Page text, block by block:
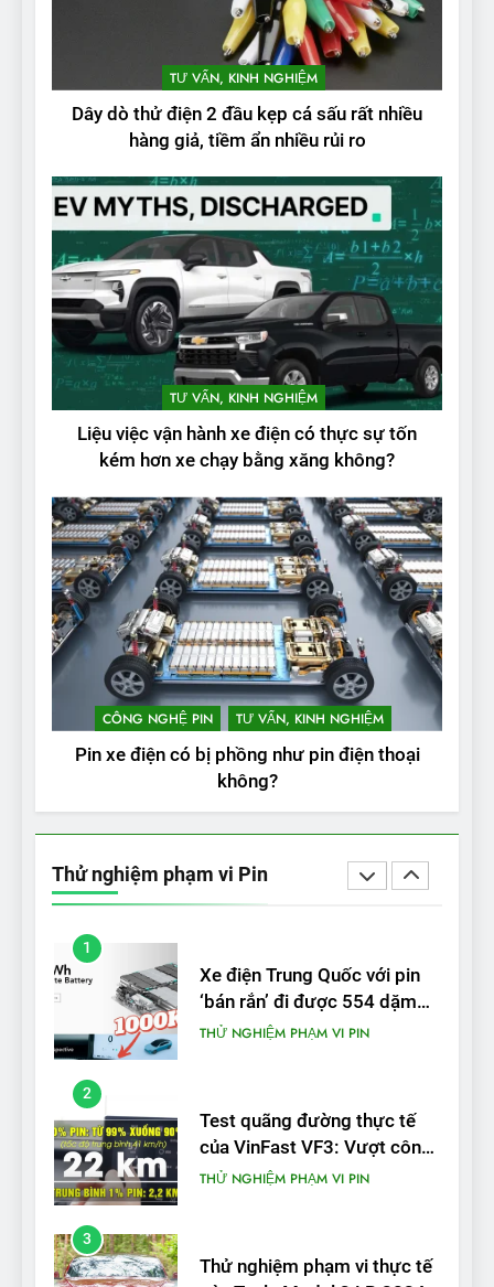
TƯ VẤN, KINH NGHIỆM
Dây dò thử điện 2 đầu kẹp cá sấu rất nhiều
hàng giả, tiềm ẩn nhiều rủi ro
TƯ VẤN, KINH NGHIỆM
Liệu việc vận hành xe điện có thực sự tốn
kém hơn xe chạy bằng xăng không?
CÔNG NGHỆ PIN TƯ VẤN, KINH NGHIỆM
Pin xe điện có bị phồng như pin điện thoại
không?
Thử nghiệm phạm vi Pin
2
Test quãng đường thực tế
bố từ nhà sản xuất
THỬ NGHIỆM PHẠM VI PIN
3
Thử nghiệm phạm vi thực tế
của Tesla Model 3 LR 2024
THỬ NGHIỆM PHẠM VI PIN
VinFast VF 8 chạy cao tốc
được bao xa, mỗi kW điện đi
được bao nhiêu km?
THỬ NGHIỆM PHẠM VI PIN
VinFast VF 5 di chuyển được
bao nhiêu km sau mỗi lần
sạc đầy?
THỬ NGHIỆM PHẠM VI PIN
1
Xe điện Trung Quốc với pin
‘bán rắn’ đi được 554 dặm
trong bài kiểm tra phạm vi
THỬ NGHIỆM PHẠM VI PIN
2
Test quãng đường thực tế
của VinFast VF3: Vượt công
bố từ nhà sản xuất
THỬ NGHIỆM PHẠM VI PIN
3
Thử nghiệm phạm vi thực tế